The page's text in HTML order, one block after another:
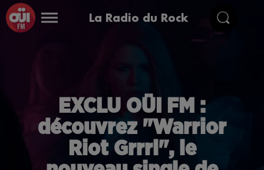
La Radio du Rock
EXCLU OÜI FM :
découvrez "Warrior
Riot Grrrl", le